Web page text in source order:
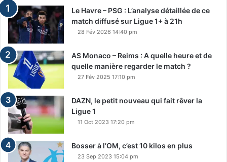
Le Havre – PSG : L’analyse détaillée de ce
match diffusé sur Ligue 1+ à 21h
28 Fév 2026 14:40 pm
AS Monaco – Reims : A quelle heure et de
quelle manière regarder le match ?
27 Fév 2025 17:10 pm
DAZN, le petit nouveau qui fait rêver la
Ligue 1
11 Oct 2023 17:20 pm
Bosser à l’OM, c’est 10 kilos en plus
23 Sep 2023 15:04 pm